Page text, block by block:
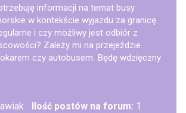
informacji na temat busy
w kontekście wyjazdu za granicę.
i czy możliwy jest odbiór z
Zależy mi na przejeździe
czy autobusem. Będę wdzięczny
Ilość postów na forum: 1